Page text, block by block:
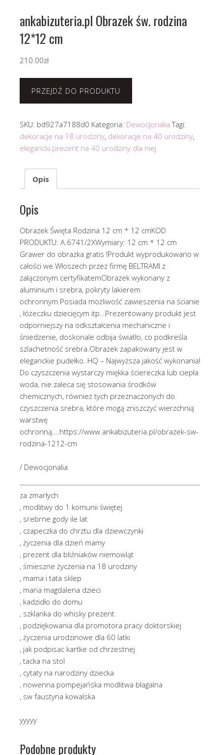
ankabizuteria.pl Obrazek św. rodzina
12*12 cm
210.00zł
PRZEJDŹ DO PRODUKTU
SKU: bd927a7188d0 Kategoria: Dewocjonalia Tagi:
dekoracje na 18 urodziny, dekoracje na 40 urodziny,
elegancki prezent na 40 urodziny dla niej
Opis
Opis
Obrazek Święta Rodzina 12 cm * 12 cmKOD
PRODUKTU: A.6741/2XWymiary: 12 cm * 12 cm
Grawer do obrazka gratis !Produkt wyprodukowano w
całości we Włoszech przez firmę BELTRAMI z
załączonym certyfikatemObrazek wykonany z
aluminium i srebra, pokryty lakierem
ochronnym.Posiada możliwość zawieszenia na ścianie
, łóżeczku dziecięcym itp…Prezentowany produkt jest
odporniejszy na odkształcenia mechaniczne i
śniedzenie, doskonale odbija światło, co podkreśla
szlachetność srebra.Obrazek zapakowany jest w
eleganckie pudełko. HQ – Najwyższa jakość wykonania!
Do czyszczenia wystarczy miękka ściereczka lub ciepła
woda, nie zaleca się stosowania środków
chemicznych, również tych przeznaczonych do
czyszczenia srebra, które mogą zniszczyć wierzchnią
warstwę
ochronną….https://www.ankabizuteria.pl/obrazek-sw-
rodzina-1212-cm
/ Dewocjonalia
za zmarłych
, modlitwy do 1 komunii świętej
, srebrne gody ile lat
, czapeczka do chrztu dla dziewczynki
, życzenia dla dzień mamy
, prezent dla bliźniaków niemowląt
, śmieszne życzenia na 18 urodziny
, mama i tata sklep
, maria magdalena dzieci
, kadzidło do domu
, szklanka do whisky prezent
, podziękowania dla promotora pracy doktorskiej
, życzenia urodzinowe dla 60 latki
, jak podpisac kartke od chrzestnej
, tacka na stol
, cytaty na narodziny dziecka
, nowenna pompejańska modlitwa błagalna
, sw faustyna kowalska
yyyyy
Podobne produkty